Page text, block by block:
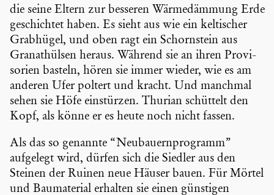
die seine Eltern zur besseren Wärme­däm­mung Erde
geschichtet haben. Es sieht aus wie ein kelti­scher
Grabhügel, und oben ragt ein Schorn­stein aus
Granat­hülsen heraus. Während sie an ihren Provi­
so­rien basteln, hören sie immer wieder, wie es am
anderen Ufer poltert und kracht. Und manchmal
sehen sie Höfe einstürzen. Thurian schüttelt den
Kopf, als könne er es heute noch nicht fassen.
Als das so genannte “Neubau­ern­pro­gramm”
aufgelegt wird, dürfen sich die Siedler aus den
Steinen der Ruinen neue Häuser bauen. Für Mörtel
und Bauma­te­rial erhalten sie einen günstigen